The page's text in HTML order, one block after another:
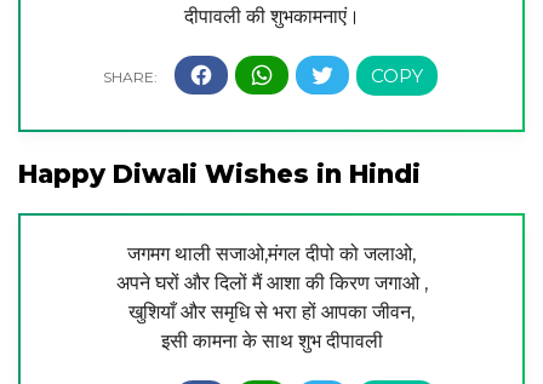
दीपावली की शुभकामनाएं।
Happy Diwali Wishes in Hindi
जगमग थाली सजाओ,मंगल दीपो को जलाओ,
अपने घरों और दिलों मैं आशा की किरण जगाओ ,
खुशियाँ और समृधि से भरा हों आपका जीवन,
इसी कामना के साथ शुभ दीपावली